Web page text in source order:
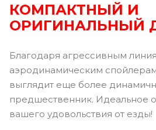
КОМПАКТНЫЙ И
ОРИГИНАЛЬНЫЙ
Благодаря агрессивным
аэродинамическим
выглядит еще более
предшественник. Идеальное
вашего удовольствия от езды!